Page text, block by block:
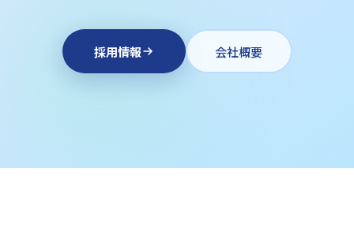
採用情報 会社概要